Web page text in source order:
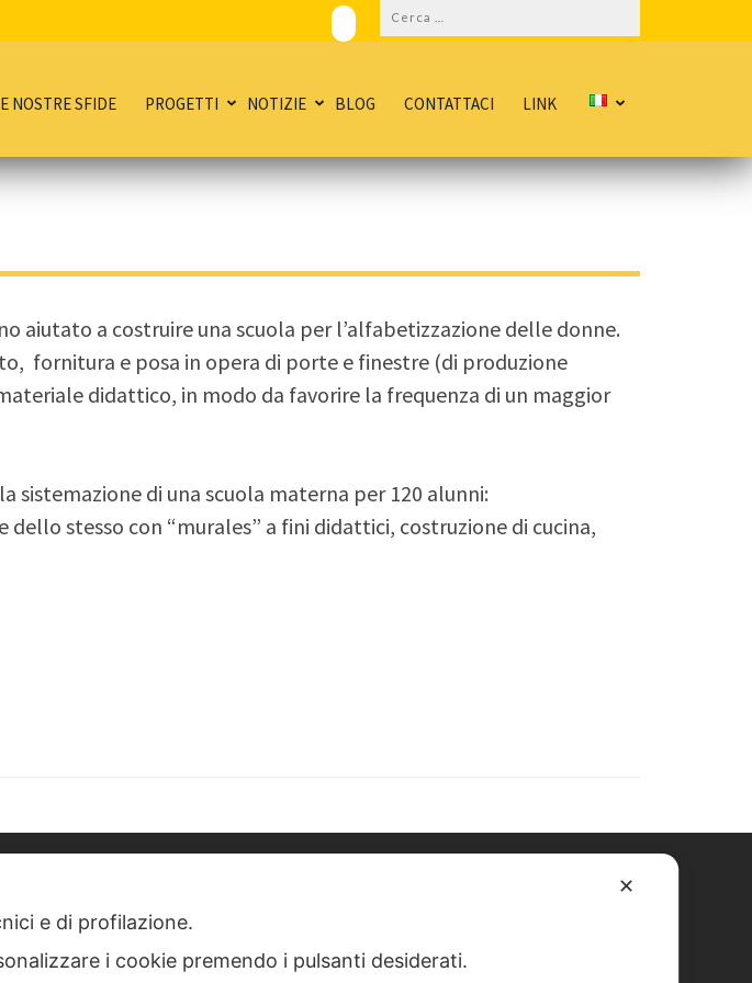
Ricerca
per:
NOSTRE SFIDE PROGETTI NOTIZIE BLOG CONTATTACI LINK
aiutato a costruire una scuola per l’alfabetizzazione delle donne.
fornitura e posa in opera di porte e finestre (di produzione
didattico, in modo da favorire la frequenza di un maggior
di una scuola materna per 120 alunni:
stesso con “murales” a fini didattici, costruzione di cucina,
Challant 16 Torino
✕
e di profilazione.
i cookie premendo i pulsanti desiderati.